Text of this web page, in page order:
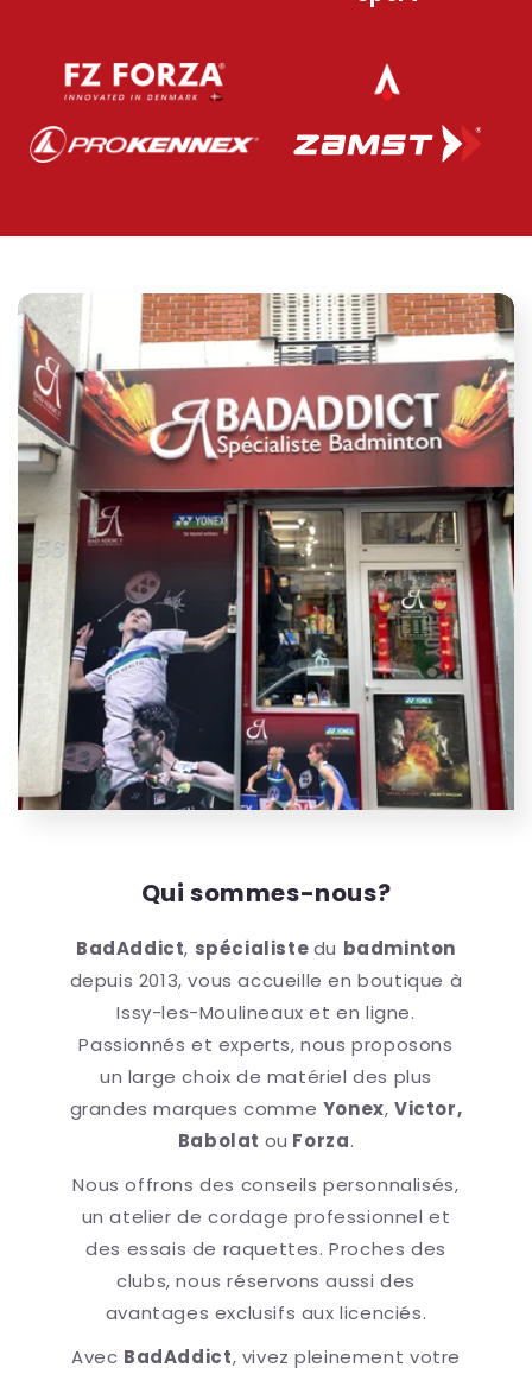
Qui sommes-nous?
BadAddict, spécialistedu badminton
depuis 2013, vous accueille en boutique à
Issy-les-Moulineaux et en ligne.
Passionnés et experts, nous proposons
un large choix de matériel des plus
grandes marques comme Yonex,Victor,
Babolat ou Forza.
Nous offrons des conseils personnalisés,
un atelier de cordage professionnel et
des essais de raquettes. Proches des
clubs, nous réservons aussi des
avantages exclusifs aux licenciés.
Avec BadAddict, vivez pleinement votre